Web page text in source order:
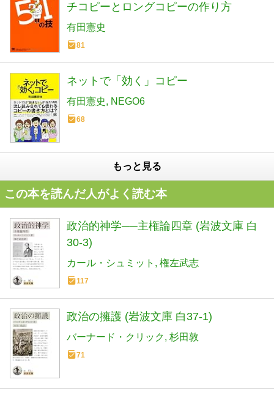
チコピーとロングコピーの作り方
有田憲史
81
ネットで「効く」コピー
有田憲史 NEGO6
68
もっと見る
この本を読んだ人がよく読む本
政治的神学──主権論四章 (岩波文庫 白
30-3)
カール・シュミット 権左武志
117
政治の擁護 (岩波文庫 白37-1)
バーナード・クリック 杉田敦
71